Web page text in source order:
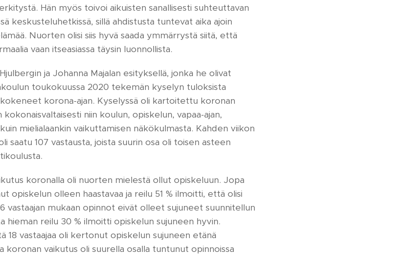
Hän myös toivoi aikuisten sanallisesti suhteuttavan
keskusteluhetkissä, sillä ahdistusta tuntevat aika ajoin
Nuorten olisi siis hyvä saada ymmärrystä siitä, että
vaan itseasiassa täysin luonnollista.
ja Johanna Majalan esityksellä, jonka he olivat
toukokuussa 2020 tekemän kyselyn tuloksista
korona-ajan. Kyselyssä oli kartoitettu koronan
niin koulun, opiskelun, vapaa-ajan,
mielialaankin vaikuttamisen näkökulmasta. Kahden viikon
saatu 107 vastausta, joista suurin osa oli toisen asteen
koronalla oli nuorten mielestä ollut opiskeluun. Jopa
opiskelun olleen haastavaa ja reilu 51 % ilmoitti, että olisi
vastaajan mukaan opinnot eivät olleet sujuneet suunnitellun
hieman reilu 30 % ilmoitti opiskelun sujuneen hyvin.
18 vastaajaa oli kertonut opiskelun sujuneen etänä
koronan vaikutus oli suurella osalla tuntunut opinnoissa